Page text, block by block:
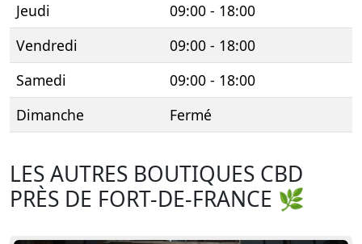
Jeudi
09:00 - 18:00
Vendredi
09:00 - 18:00
Samedi
09:00 - 18:00
Dimanche
Fermé
LES AUTRES BOUTIQUES CBD
PRÈS DE FORT-DE-FRANCE 🌿